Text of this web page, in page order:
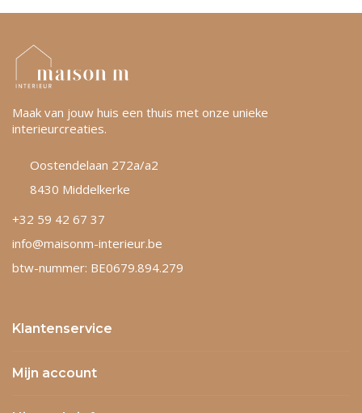
Maak van jouw huis een thuis met onze unieke
interieurcreaties.
Oostendelaan 272a/a2
8430 Middelkerke
+32 59 42 67 37
info@maisonm-interieur.be
btw-nummer: BE0679.894.279
Klantenservice
Mijn account